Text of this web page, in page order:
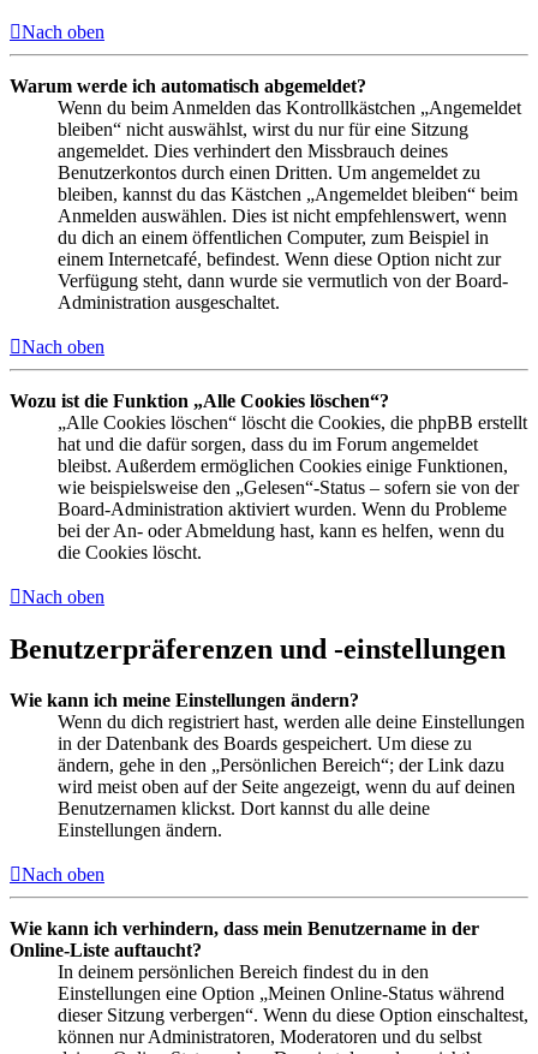
Nach oben
Warum werde ich automatisch abgemeldet?
Wenn du beim Anmelden das Kontrollkästchen „Angemeldet
bleiben“ nicht auswählst, wirst du nur für eine Sitzung
angemeldet. Dies verhindert den Missbrauch deines
Benutzerkontos durch einen Dritten. Um angemeldet zu
bleiben, kannst du das Kästchen „Angemeldet bleiben“ beim
Anmelden auswählen. Dies ist nicht empfehlenswert, wenn
du dich an einem öffentlichen Computer, zum Beispiel in
einem Internetcafé, befindest. Wenn diese Option nicht zur
Verfügung steht, dann wurde sie vermutlich von der Board-
Administration ausgeschaltet.
Nach oben
Wozu ist die Funktion „Alle Cookies löschen“?
„Alle Cookies löschen“ löscht die Cookies, die phpBB erstellt
hat und die dafür sorgen, dass du im Forum angemeldet
bleibst. Außerdem ermöglichen Cookies einige Funktionen,
wie beispielsweise den „Gelesen“-Status – sofern sie von der
Board-Administration aktiviert wurden. Wenn du Probleme
bei der An- oder Abmeldung hast, kann es helfen, wenn du
die Cookies löscht.
Nach oben
Benutzerpräferenzen und -einstellungen
Wie kann ich meine Einstellungen ändern?
Wenn du dich registriert hast, werden alle deine Einstellungen
in der Datenbank des Boards gespeichert. Um diese zu
ändern, gehe in den „Persönlichen Bereich“; der Link dazu
wird meist oben auf der Seite angezeigt, wenn du auf deinen
Benutzernamen klickst. Dort kannst du alle deine
Einstellungen ändern.
Nach oben
Wie kann ich verhindern, dass mein Benutzername in der
Online-Liste auftaucht?
In deinem persönlichen Bereich findest du in den
Einstellungen eine Option „Meinen Online-Status während
dieser Sitzung verbergen“. Wenn du diese Option einschaltest,
können nur Administratoren, Moderatoren und du selbst